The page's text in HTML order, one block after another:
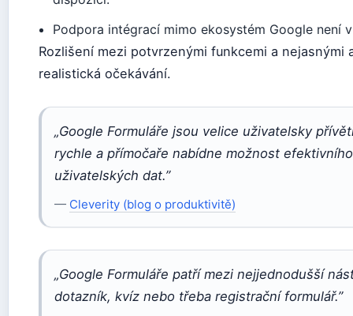
Podpora intégrací mimo ekosystém Google není
Rozlišení mezi potvrzenými funkcemi a nejasnými
realistická očekávání.
„Google Formuláře jsou velice uživatelsky
rychle a přímočaře nabídne možnost
uživatelských dat.”
— Cleverity (blog o produktivitě)
„Google Formuláře patří mezi nejjednodušší
dotazník, kvíz nebo třeba registrační formulář.”